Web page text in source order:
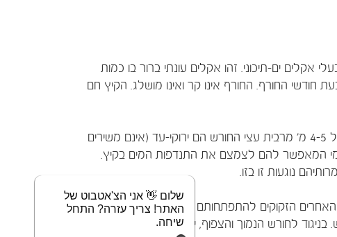
אקלים ים-תיכוני. זהו אקלים עונתי ברור בו כמות
במשך ארבעת חודשי החורף. החורף אינו קר ואינו מושלג. הקיץ חם
החורש מורכב ממינים רבים של עצים שגובהם אינו עולה על 4-5 מ' מרבית עצי החורש הם ירוקי-עד (אינם משירים
המאפשר להם לצמצם את התנדפות המים בקיץ.
נוגעות זו בזו.
האחרים הזקוקים להתפתחותם לאור השמש. רק צמחי
לחורש הנמוך והצפוף, יער הוא תצורת צומח
שלום 👋 אני הצ'אטבוט של
האתר! צריך עזרה? התחל
שיחה.